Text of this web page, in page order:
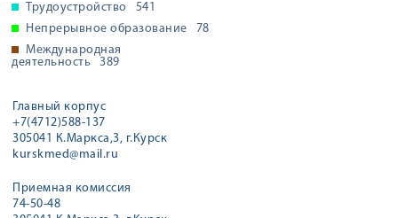
Трудоустройство
541
Непрерывное образование
78
Международная
деятельность
389
Главный корпус
+7(4712)588-137
305041 К.Маркса,3, г.Курск
kurskmed@mail.ru
Приемная комиссия
74-50-48